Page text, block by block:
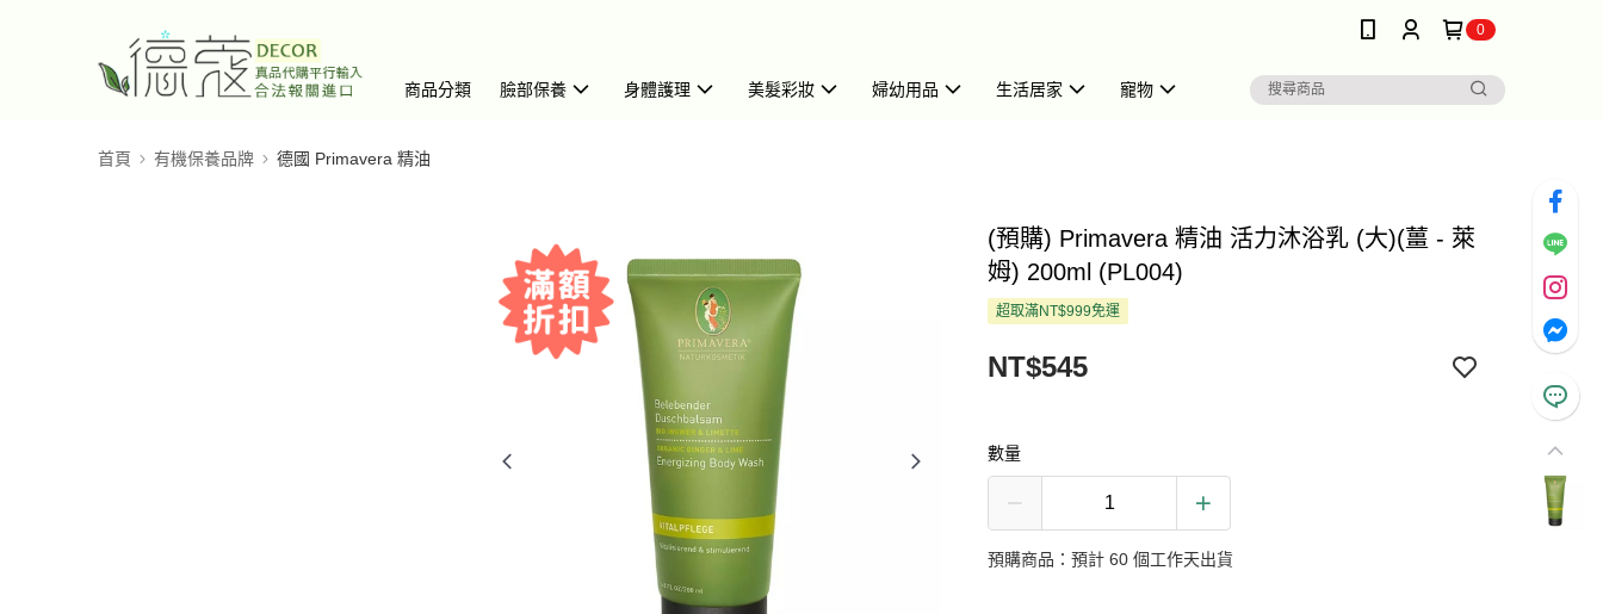
0
商品分類 臉部保養 身體護理 美髮彩妝 婦幼用品 生活居家 寵物
首頁 有機保養品牌 德國 Primavera 精油
(預購) Primavera 精油 活力沐浴乳 (大)(薑 - 萊
姆) 200ml (PL004)
超取滿NT$999免運
NT$545
數量
預購商品：預計 60 個工作天出貨